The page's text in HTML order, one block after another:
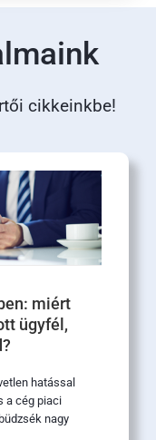
cikkeinkbe!
miért
ügyfél,
hatással
a cég piaci
nagy